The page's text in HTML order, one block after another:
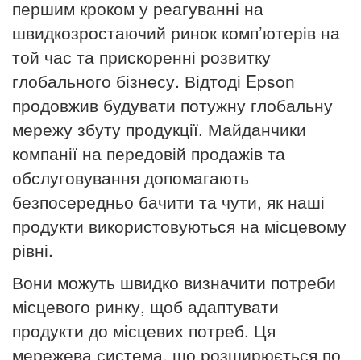
першим кроком у реагуванні на
швидкозростаючий ринок комп’ютерів на
той час та прискоренні розвитку
глобального бізнесу. Відтоді Epson
продовжив будувати потужну глобальну
мережу збуту продукції. Майданчики
компанії на передовій продажів та
обслуговування допомагають
безпосередньо бачити та чути, як наші
продукти використовуються на місцевому
рівні.
Вони можуть швидко визначити потреби
місцевого ринку, щоб адаптувати
продукти до місцевих потреб. Ця
мережева система, що розширюється по